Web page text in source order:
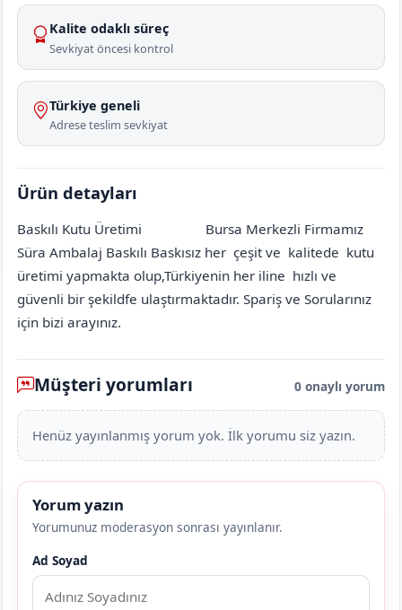
Kalite odaklı süreç
Sevkiyat öncesi kontrol
Türkiye geneli
Adrese teslim sevkiyat
Ürün detayları
Baskılı Kutu Üretimi
Bursa Merkezli Firmamız
Süra Ambalaj Baskılı Baskısız her çeşit ve kalitede kutu
üretimi yapmakta olup,Türkiyenin her iline hızlı ve
güvenli bir şekildfe ulaştırmaktadır. Spariş ve Sorularınız
için bizi arayınız.
Müşteri yorumları 0 onaylı yorum
Henüz yayınlanmış yorum yok. İlk yorumu siz yazın.
Yorum yazın
Yorumunuz moderasyon sonrası yayınlanır.
Ad Soyad